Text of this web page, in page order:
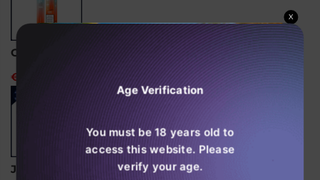
Ghost Pro 3500 Puffs Disposable Vape
€14,99
JNR Alien 10000 Puffs Engangs Vape
X
Age Verification
You must be 18 years old to
access this website. Please
verify your age.